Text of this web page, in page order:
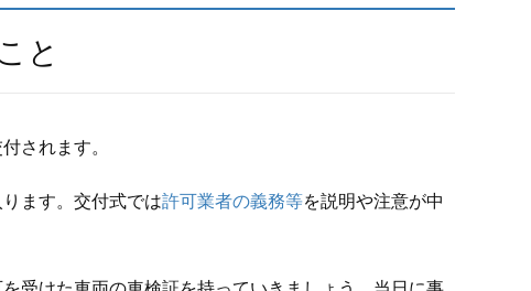
と
されます。
ます。交付式では許可業者の義務等を説明や注意が中